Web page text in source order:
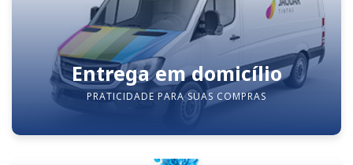
Entrega em domicílio
PRATICIDADE PARA SUAS COMPRAS